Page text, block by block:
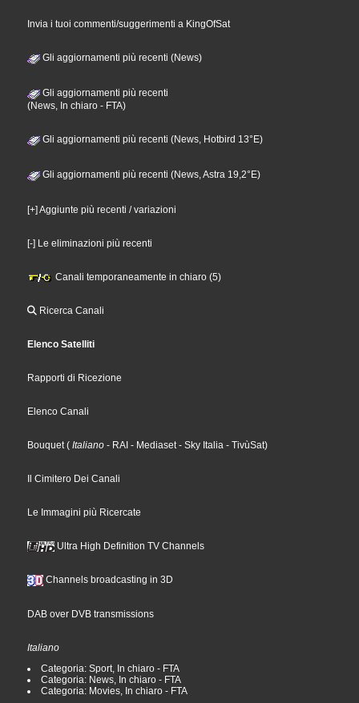
Invia i tuoi commenti/suggerimenti a KingOfSat
Gli aggiornamenti più recenti (News)
Gli aggiornamenti più recenti
(News, In chiaro - FTA)
Gli aggiornamenti più recenti (News, Hotbird 13°E)
Gli aggiornamenti più recenti (News, Astra 19,2°E)
[+] Aggiunte più recenti / variazioni
[-] Le eliminazioni più recenti
Canali temporaneamente in chiaro (5)
Ricerca Canali
Elenco Satelliti
Rapporti di Ricezione
Elenco Canali
Bouquet( Italiano - RAI - Mediaset- Sky Italia - TivùSat)
Il Cimitero Dei Canali
Le Immagini più Ricercate
Ultra High Definition TV Channels
Channels broadcasting in 3D
DAB over DVB transmissions
Italiano
Categoria: Sport, In chiaro - FTA
Categoria: News, In chiaro - FTA
Categoria: Movies, In chiaro - FTA